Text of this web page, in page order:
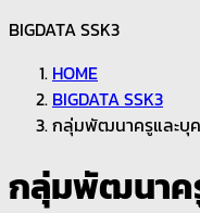
BIGDATA SSK3
HOME
BIGDATA SSK3
กลุ่มพัฒนาครูและบุ
กลุ่มพัฒนาค